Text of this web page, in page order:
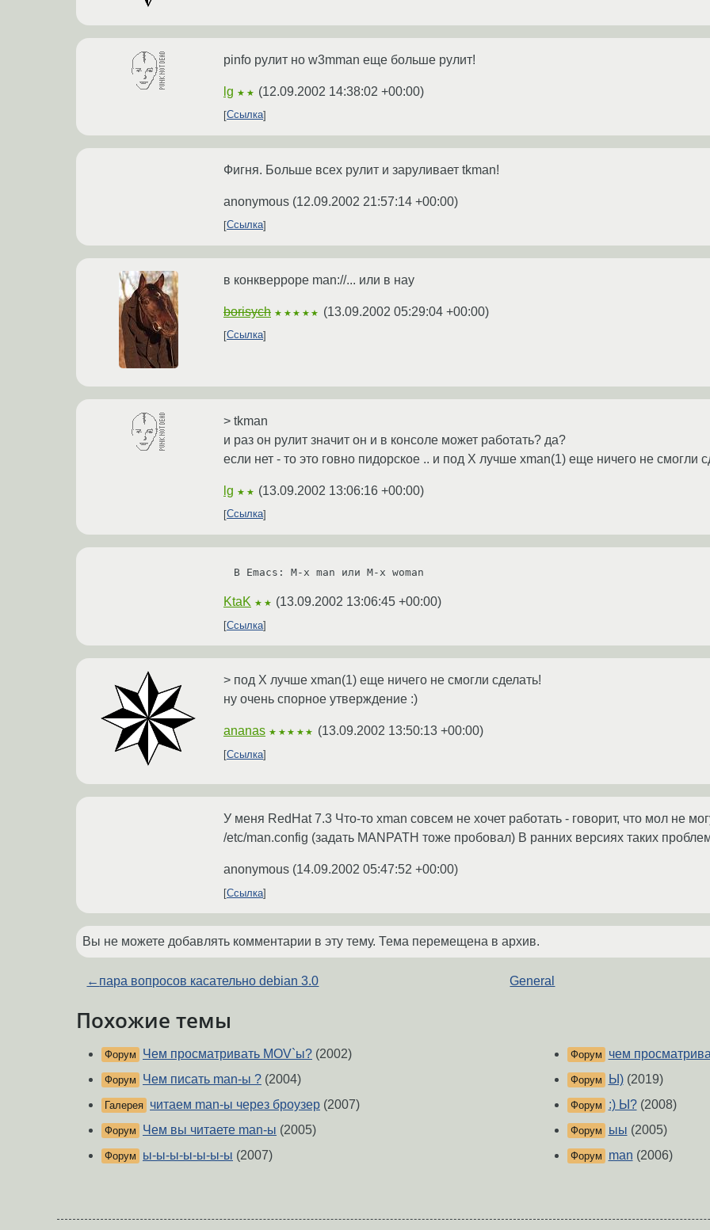
pinfo рулит но w3mman еще больше рулит!
lg ★★ (12.09.2002 14:38:02 +00:00)
Ссылка
Фигня. Больше всех рулит и заруливает tkman!
anonymous (12.09.2002 21:57:14 +00:00)
Ссылка
в конкверроре man://... или в нау
borisych ★★★★★ (13.09.2002 05:29:04 +00:00)
Ссылка
> tkman
и раз он рулит значит он и в консоле может работать? да?
если нет - то это говно пидорское .. и под X лучше xman(1) еще ничего не смогли
lg ★★ (13.09.2002 13:06:16 +00:00)
Ссылка
KtaK ★★ (13.09.2002 13:06:45 +00:00)
Ссылка
> под X лучше xman(1) еще ничего не смогли сделать!
ну очень спорное утверждение :)
ananas ★★★★★ (13.09.2002 13:50:13 +00:00)
Ссылка
У меня RedHat 7.3 Что-то xman совсем не хочет работать - говорит, что мол не
/etc/man.config (задать MANPATH тоже пробовал) В ранних версиях таких
anonymous (14.09.2002 05:47:52 +00:00)
Ссылка
Вы не можете добавлять комментарии в эту тему. Тема перемещена в архив.
← пара вопросов касательно debian 3.0 General
Похожие темы
Форум Чем просматривать MOV`ы? (2002)
Форум Чем писать man-ы ? (2004)
Галерея читаем man-ы через броузер (2007)
Форум Чем вы читаете man-ы (2005)
Форум ы-ы-ы-ы-ы-ы-ы (2007)
Форум чем
Форум Ы)(2019)
Форум :) Ы?(2008)
Форум ыы (2005)
Форум man (2006)